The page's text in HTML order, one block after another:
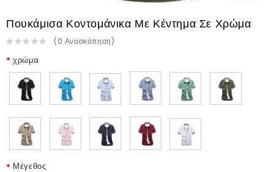
Πουκάμισα Κοντομάνικα Με Κέντημα Σε Χρώμα
(0 Ανασκόπηση)
χρώμα
Μέγεθος